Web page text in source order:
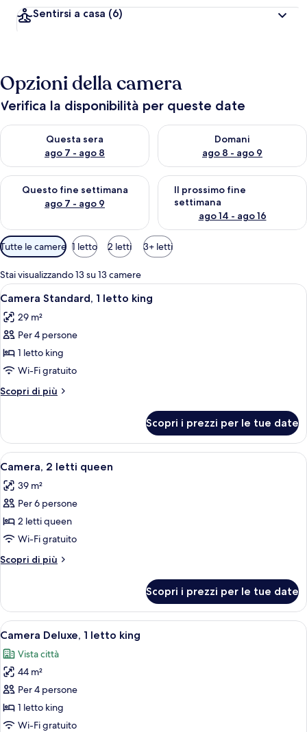
Sentirsi a casa (6)
Opzioni della camera
Verifica la disponibilità per queste date
Questa sera
ago 7 - ago 8
Verifica la disponibilità per questa sera, ago 7 - ago 8
Domani
ago 8 - ago 9
Verifica la disponibilità per
Questo fine settimana
ago 7 - ago 9
Verifica la disponibilità per questo fine settimana, ago 7 - ago
Il prossimo fine
settimana
ago 14 - ago 16
Verifica la disponibilità per il
Filtri
disponibili
per
le
camere
Tutte le camere 1 letto 2 letti 3+ letti
Stai visualizzando 13 su 13 camere
Apri
tutte
le
foto
per
Camera
Standard,
1
king
Una camera d'hotel con un letto, un
8
Camera Standard, 1 letto king
29 m²
Per 4 persone
1 letto king
Wi-Fi gratuito
Scopri di più
Altri
Standard,
letto
Scopri i prezzi per le tue date
Apri
tutte
le
foto
per
Camera,
2
letti
Una camera d'albergo con un
10
Camera, 2 letti queen
39 m²
Per 6 persone
2 letti queen
Wi-Fi gratuito
Scopri di più
Altri
2
letti
queen
Scopri i prezzi per le tue date
Apri
tutte
le
foto
per
Camera
Deluxe,
Una camera d'albergo con divano,
8
Camera Deluxe, 1 letto king
Vista città
44 m²
Per 4 persone
1 letto king
Wi-Fi gratuito